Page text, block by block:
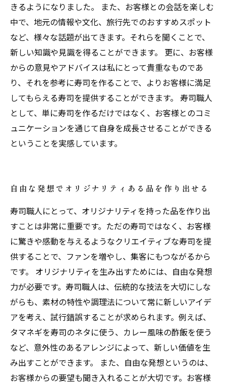
きるようになりました。 また、お客様との会話を楽しむ
中で、地元の情報や文化、旅行先でのおすすめスポット
など、様々な話題が出てきます。それらを聞くことで、
新しい知識や見識を得ることができます。 更に、お客様
からの意見やアドバイスは私にとって貴重なものであ
り、それを参考に寿司を作ることで、よりお客様に満足
してもらえる寿司を提供することができます。 寿司職人
として、単に寿司を作るだけではなく、お客様とのコミ
ュニケーションを通じて自身を成長させることができる
ということを実感しています。
自由な発想でオリジナリティある品を作り出せる
寿司職人にとって、オリジナリティを持った品を作り出
すことは非常に重要です。ただの寿司ではなく、お客様
に驚きや感動を与えるようなクリエイティブな寿司を提
供することで、ファンを増やし、集客にもつながるから
です。 オリジナリティを生み出すためには、自由な発想
力が必要です。寿司職人は、伝統的な技法を大切にしな
がらも、素材の特性や調理法について常に新しいアイデ
アを考え、試行錯誤することが求められます。例えば、
タマネギを寿司のネタに使う、カレー風味の酢飯を使う
など、意外性のあるアレンジによって、新しい価値を生
み出すことができます。 また、自由な発想というのは、
お客様からの要望も聞き入れることが大切です。お客様